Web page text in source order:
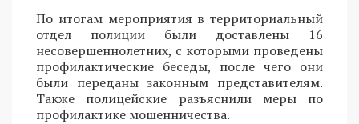
По итогам мероприятия в территориальный
отдел полиции были доставлены 16
несовершеннолетних, с которыми проведены
профилактические беседы, после чего они
были переданы законным представителям.
Также полицейские разъяснили меры по
профилактике мошенничества.